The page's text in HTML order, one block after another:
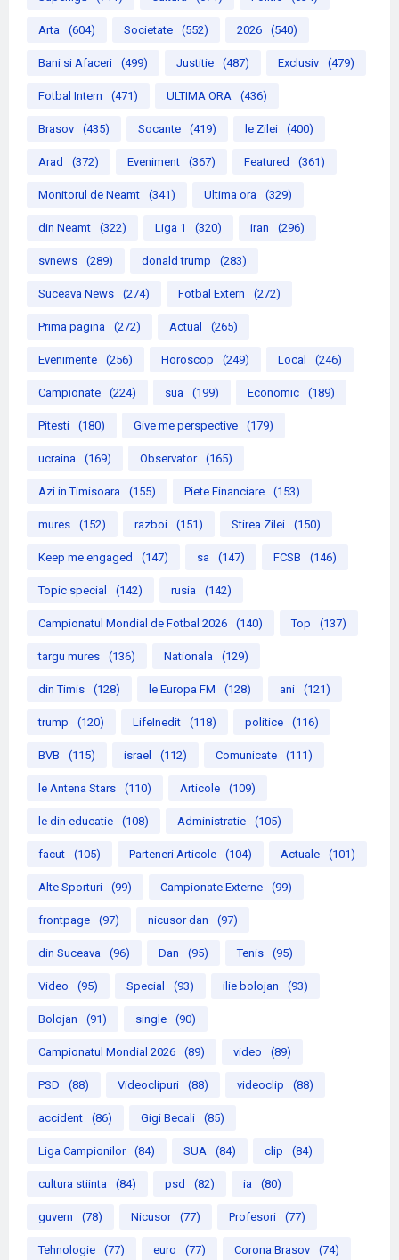
Arta (604) Societate (552) 2026 (540)
Bani si Afaceri (499) Justitie (487) Exclusiv (479)
Fotbal Intern (471) ULTIMA ORA (436)
Brasov (435) Socante (419) le Zilei (400)
Arad (372) Eveniment (367) Featured (361)
Monitorul de Neamt (341) Ultima ora (329)
din Neamt (322) Liga 1 (320) iran (296)
svnews (289) donald trump (283)
Suceava News (274) Fotbal Extern (272)
Prima pagina (272) Actual (265)
Evenimente (256) Horoscop (249) Local (246)
Campionate (224) sua (199) Economic (189)
Pitesti (180) Give me perspective (179)
ucraina (169) Observator (165)
Azi in Timisoara (155) Piete Financiare (153)
mures (152) razboi (151) Stirea Zilei (150)
Keep me engaged (147) sa (147) FCSB (146)
Topic special (142) rusia (142)
Campionatul Mondial de Fotbal 2026 (140) Top (137)
targu mures (136) Nationala (129)
din Timis (128) le Europa FM (128) ani (121)
trump (120) LifeInedit (118) politice (116)
BVB (115) israel (112) Comunicate (111)
le Antena Stars (110) Articole (109)
le din educatie (108) Administratie (105)
facut (105) Parteneri Articole (104) Actuale (101)
Alte Sporturi (99) Campionate Externe (99)
frontpage (97) nicusor dan (97)
din Suceava (96) Dan (95) Tenis (95)
Video (95) Special (93) ilie bolojan (93)
Bolojan (91) single (90)
Campionatul Mondial 2026 (89) video (89)
PSD (88) Videoclipuri (88) videoclip (88)
accident (86) Gigi Becali (85)
Liga Campionilor (84) SUA (84) clip (84)
cultura stiinta (84) psd (82) ia (80)
guvern (78) Nicusor (77) Profesori (77)
Tehnologie (77) euro (77) Corona Brasov (74)